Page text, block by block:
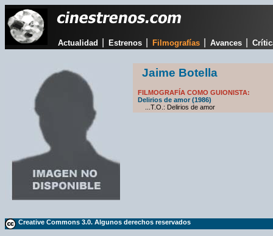
Actualidad Estrenos Filmografías Avances
Jaime Botella
FILMOGRAFÍA COMO GUIONISTA:
Delirios de amor (1986)
...T.O.: Delirios de amor
Creative Commons 3.0. Algunos derechos reservados